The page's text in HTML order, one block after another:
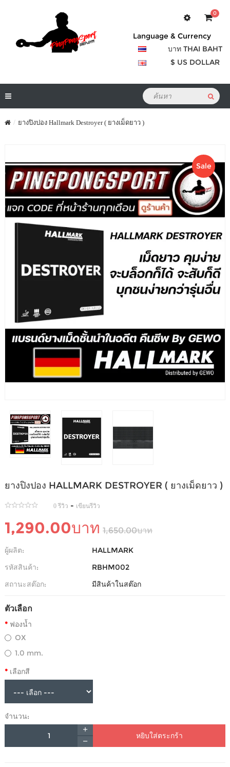
0
Language & Currency
บาท THAI BAHT
$ US DOLLAR
ยางปิงปอง Hallmark Destroyer ( ยางเม็ดยาว )
Sale
ยางปิงปอง HALLMARK DESTROYER ( ยางเม็ดยาว )
0 รีวิว - เขียนรีวิว
1,290.00บาท 1,650.00บาท
ผู้ผลิต:
HALLMARK
รหัสสินค้า:
RBHM002
สถานะสต๊อก:
มีสินค้าในสต๊อก
ตัวเลือก
ฟองน้ำ
OX
1.0 mm.
เลือกสี
จำนวน:
หยิบใส่ตระกร้า